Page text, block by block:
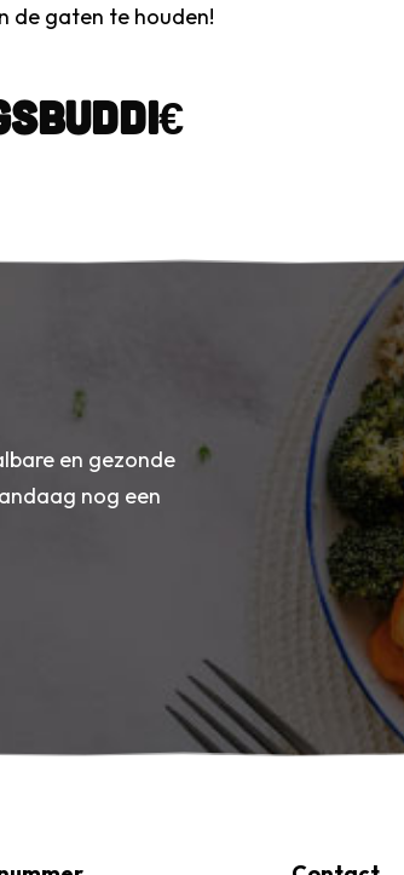
de gaten te houden!
en gezonde
nog een